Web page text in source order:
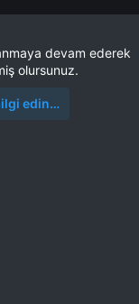
devam ederek
olursunuz.
edin…